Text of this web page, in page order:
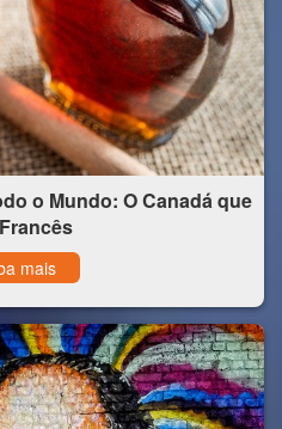
o Mundo: O Canadá que
mais